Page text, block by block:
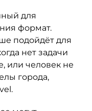
для
формат.
подойдёт для
нет задачи
или человек не
города,